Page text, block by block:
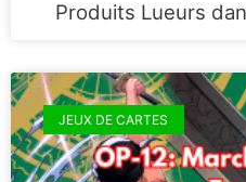
Produits Lueurs
JEUX DE CARTES